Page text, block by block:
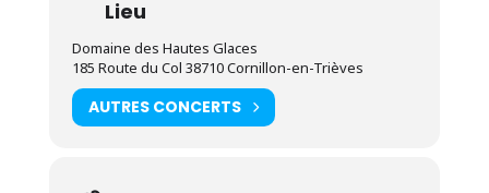
Lieu
Domaine des Hautes Glaces
185 Route du Col 38710 Cornillon-en-Trièves
AUTRES CONCERTS